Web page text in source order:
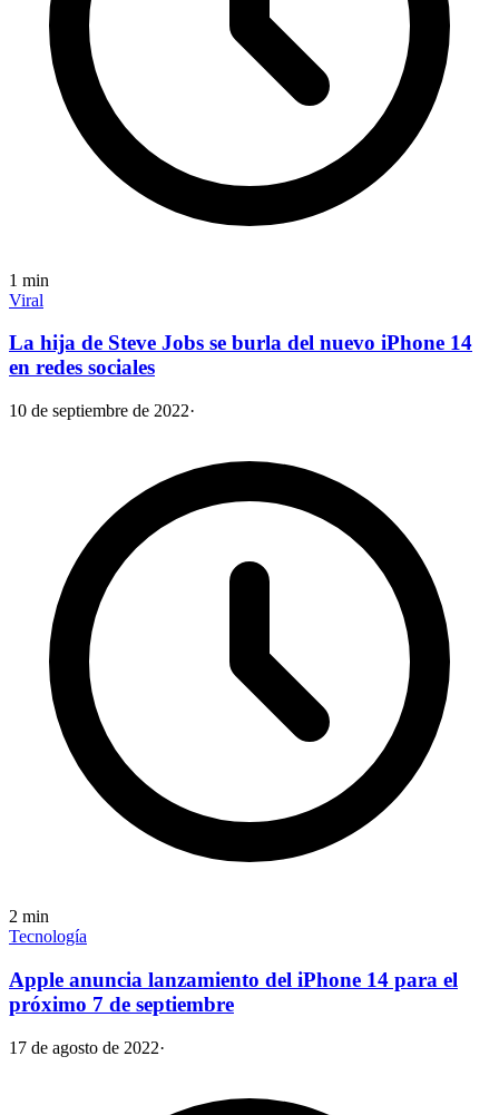
1 min
Viral
La hija de Steve Jobs se burla del nuevo iPhone 14
en redes sociales
10 de septiembre de 2022·
2 min
Tecnología
Apple anuncia lanzamiento del iPhone 14 para el
próximo 7 de septiembre
17 de agosto de 2022·